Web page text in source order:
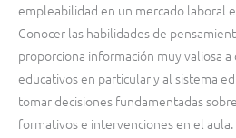
empleabilidad en un mercado laboral
Conocer las habilidades de
proporciona información muy valiosa
educativos en particular y al sistema
tomar decisiones fundamentadas
formativos e intervenciones en el aula.